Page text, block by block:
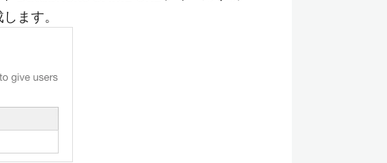
ます。